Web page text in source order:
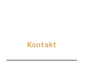
Kontakt